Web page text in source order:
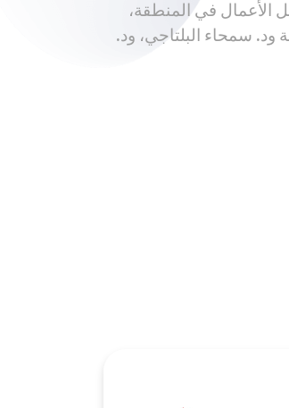
الأعمال في المنطقة،
سمحاء البلتاجي، ود.